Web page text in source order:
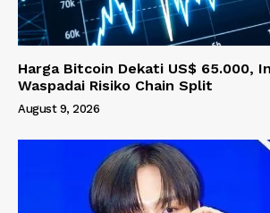
Harga Bitcoin Dekati US$ 65.000,
Waspadai Risiko Chain Split
August 9, 2026